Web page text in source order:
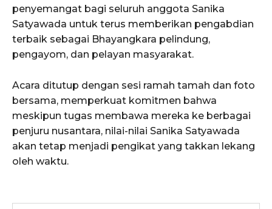
penyemangat bagi seluruh anggota Sanika
Satyawada untuk terus memberikan pengabdian
terbaik sebagai Bhayangkara pelindung,
pengayom, dan pelayan masyarakat.
Acara ditutup dengan sesi ramah tamah dan foto
bersama, memperkuat komitmen bahwa
meskipun tugas membawa mereka ke berbagai
penjuru nusantara, nilai-nilai Sanika Satyawada
akan tetap menjadi pengikat yang takkan lekang
oleh waktu.